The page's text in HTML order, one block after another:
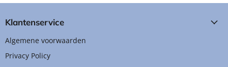
Klantenservice
Algemene voorwaarden
Privacy Policy